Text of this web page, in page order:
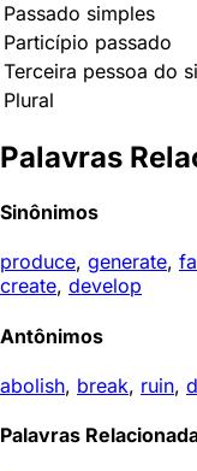
Passado simples
Particípio passado
Terceira pessoa do
Plural
Palavras
Sinônimos
produce, generate,
create, develop
Antônimos
abolish, break, ruin,
Palavras